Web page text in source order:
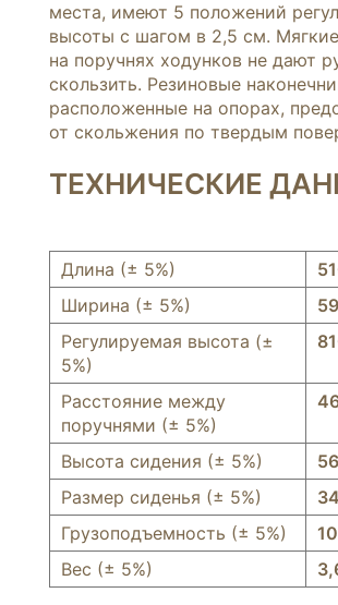
места, имеют 5 положений
высоты с шагом в 2,5 см.
на поручнях ходунков не дают
скользить. Резиновые
расположенные на опорах,
от скольжения по твердым
ТЕХНИЧЕСКИЕ
Длина (± 5%)
Ширина (± 5%)
Регулируемая высота (±
5%)
Расстояние между
поручнями (± 5%)
Высота сидения (± 5%)
Размер сиденья (± 5%)
Грузоподъемность (± 5%)
Вес (± 5%)